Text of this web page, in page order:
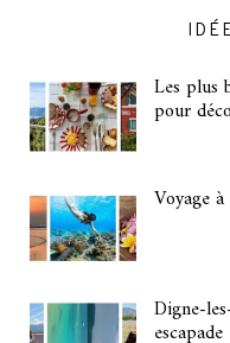
Les plus
pour
Voyage
Digne-